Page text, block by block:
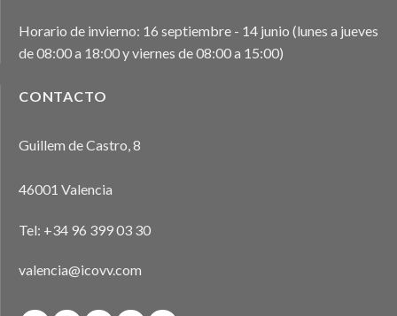
Horario de invierno: 16 septiembre - 14 junio (lunes a jueves
de 08:00 a 18:00 y viernes de 08:00 a 15:00)
CONTACTO
Guillem de Castro, 8
46001 Valencia
Tel: +34 96 399 03 30
valencia@icovv.com